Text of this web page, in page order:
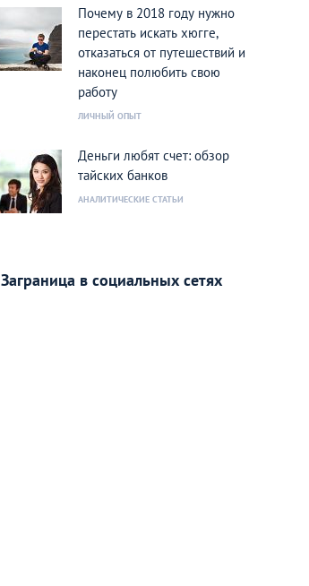
Почему в 2018 году нужно
перестать искать хюгге,
отказаться от путешествий и
наконец полюбить свою
работу
ЛИЧНЫЙ ОПЫТ
Деньги любят счет: обзор
тайских банков
АНАЛИТИЧЕСКИЕ СТАТЬИ
Заграница в социальных сетях